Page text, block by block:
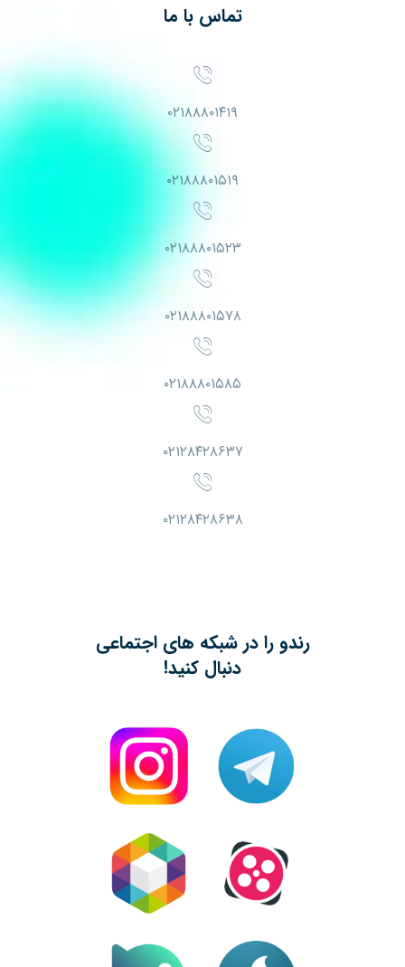
تماس با ما
۰۲۱۸۸۸۰۱۴۱۹
۰۲۱۸۸۸۰۱۵۱۹
۰۲۱۸۸۸۰۱۵۲۳
۰۲۱۸۸۸۰۱۵۷۸
۰۲۱۸۸۸۰۱۵۸۵
۰۲۱۲۸۴۲۸۶۳۷
۰۲۱۲۸۴۲۸۶۳۸
رندو را در شبکه های اجتماعی
دنبال کنید!